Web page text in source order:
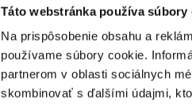
Táto webstránka používa súbory
Na prispôsobenie obsahu a
používame súbory cookie.
partnerom v oblasti sociálnych
skombinovať s ďalšími údajmi,